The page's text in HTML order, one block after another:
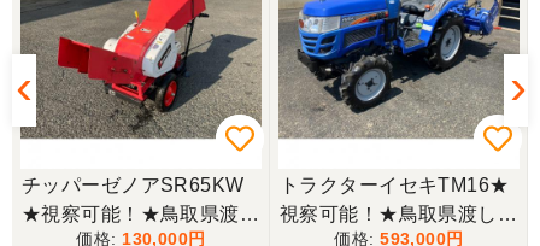
チッパーゼノアSR65KW
★視察可能！★鳥取県渡し
130,000
トラクターイセキTM16★
視察可能！★鳥取県渡し
593,000